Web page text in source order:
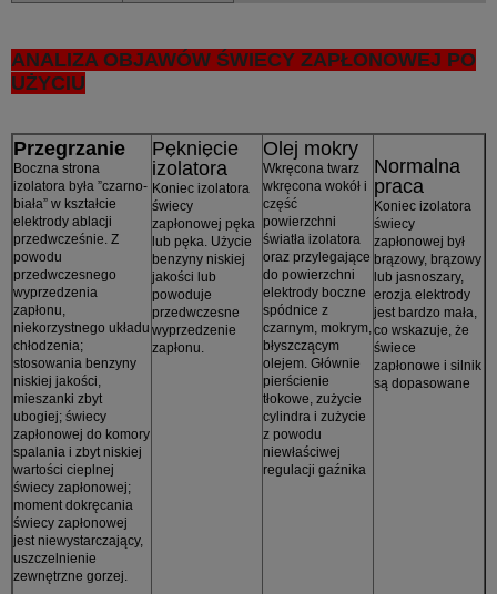
ANALIZA OBJAWÓW ŚWIECY ZAPŁONOWEJ PO
UŻYCIU
Przegrzanie
Boczna strona
izolatora była ”czarno-
biała” w kształcie
elektrody ablacji
przedwcześnie. Z
powodu
przedwczesnego
wyprzedzenia
zapłonu,
niekorzystnego układu
chłodzenia;
stosowania benzyny
niskiej jakości,
mieszanki zbyt
ubogiej; świecy
zapłonowej do komory
spalania i zbyt niskiej
wartości cieplnej
świecy zapłonowej;
moment dokręcania
świecy zapłonowej
jest niewystarczający,
uszczelnienie
zewnętrzne gorzej.
Pęknięcie
izolatora
Koniec izolatora
świecy
zapłonowej pęka
lub pęka. Użycie
benzyny niskiej
jakości lub
powoduje
przedwczesne
wyprzedzenie
zapłonu.
Olej mokry
Wkręcona twarz
wkręcona wokół i
część
powierzchni
światła izolatora
oraz przylegające
do powierzchni
elektrody boczne
spódnice z
czarnym, mokrym,
błyszczącym
olejem. Głównie
pierścienie
tłokowe, zużycie
cylindra i zużycie
z powodu
niewłaściwej
regulacji gaźnika
Normalna
praca
Koniec izolatora
świecy
zapłonowej był
brązowy, brązowy
lub jasnoszary,
erozja elektrody
jest bardzo mała,
co wskazuje, że
świece
zapłonowe i silnik
są dopasowane